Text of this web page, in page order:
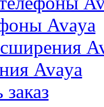
Avaya
Avaya